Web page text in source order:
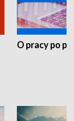
O pracy po